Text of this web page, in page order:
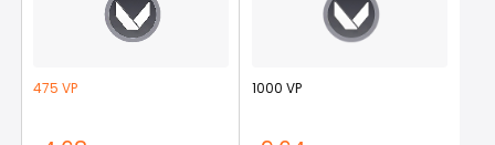
475 VP 1000 VP